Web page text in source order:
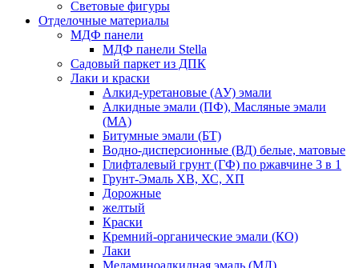
Световые фигуры
Отделочные материалы
МДФ панели
МДФ панели Stella
Садовый паркет из ДПК
Лаки и краски
Алкид-уретановые (АУ) эмали
Алкидные эмали (ПФ), Масляные эмали
(МА)
Битумные эмали (БТ)
Водно-дисперсионные (ВД) белые, матовые
Глифталевый грунт (ГФ) по ржавчине 3 в 1
Грунт-Эмаль ХВ, ХС, ХП
Дорожные
желтый
Краски
Кремний-органические эмали (КО)
Лаки
Меламиноалкидная эмаль (МЛ)